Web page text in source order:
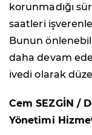
korunmadığı
saatleri
Bunun
daha devam
ivedi olarak
Cem SEZGİN /
Yönetimi